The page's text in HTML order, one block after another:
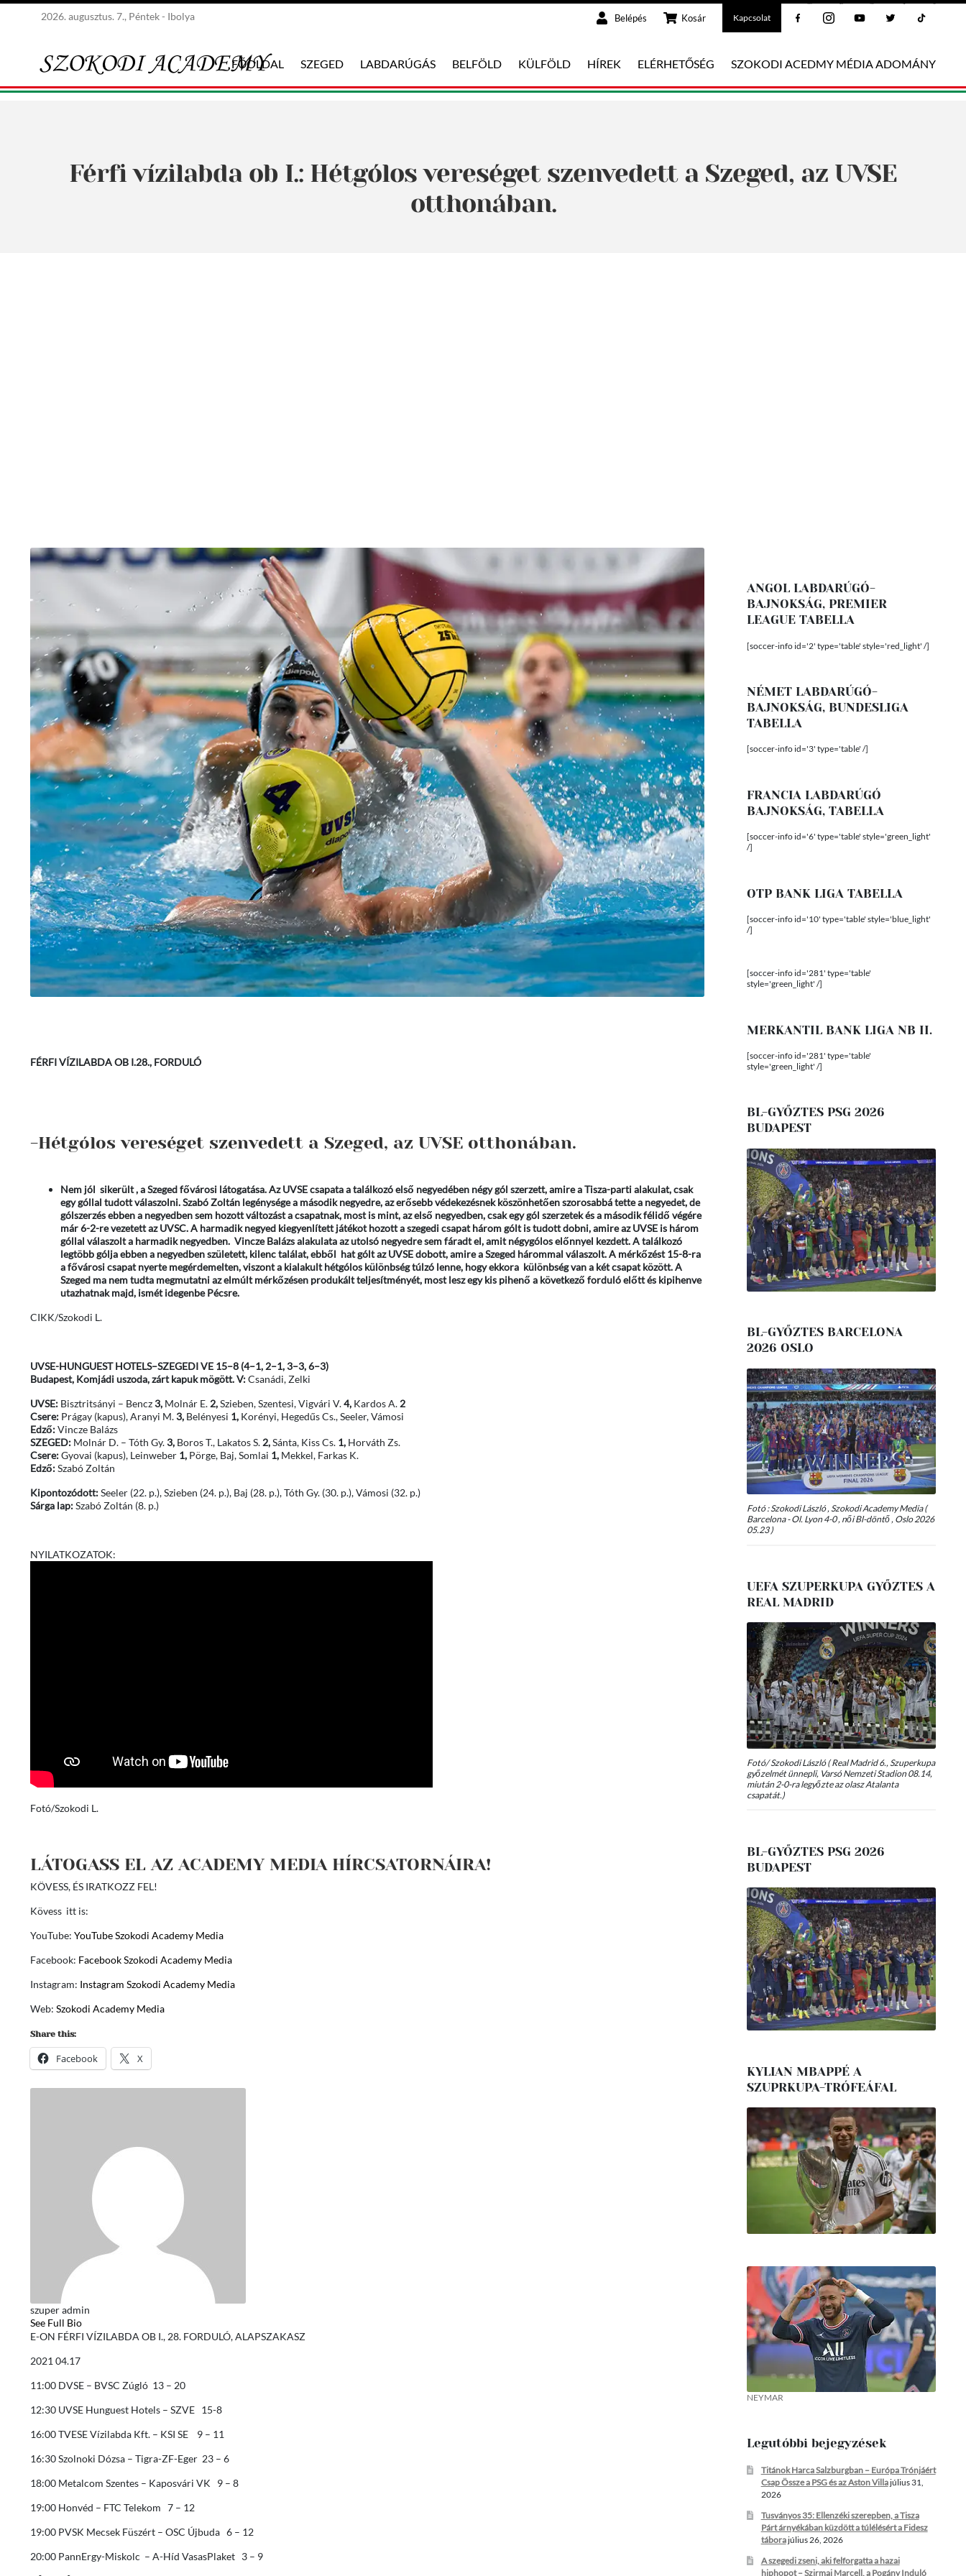
2026. augusztus. 7., Péntek - Ibolya Belépés Kosár Kapcsolat
FŐOLDAL SZEGED LABDARÚGÁS BELFÖLD KÜLFÖLD HÍREK ELÉRHETŐSÉG SZOKODI ACEDMY MÉDIA ADOMÁNY
Férfi vízilabda ob I.: Hétgólos vereséget szenvedett a Szeged, az UVSE
otthonában.
FÉRFI VÍZILABDA OB I.28., FORDULÓ
-Hétgólos vereséget szenvedett a Szeged, az UVSE otthonában.
Nem jól sikerült , a Szeged fővárosi látogatása. Az UVSE csapata a találkozó első negyedében négy gól szerzett, amire a Tisza-parti alakulat, csak
egy góllal tudott válaszolni. Szabó Zoltán legénysége a második negyedre, az erősebb védekezésnek köszönhetően szorosabbá tette a negyedet, de
gólszerzés ebben a negyedben sem hozott változást a csapatnak, most is mint, az első negyedben, csak egy gól szerzetek és a második félidő végére
már 6-2-re vezetett az UVSC. A harmadik negyed kiegyenlített játékot hozott a szegedi csapat három gólt is tudott dobni, amire az UVSE is három
góllal válaszolt a harmadik negyedben. Vincze Balázs alakulata az utolsó negyedre sem fáradt el, amit négygólos előnnyel kezdett. A találkozó
legtöbb gólja ebben a negyedben született, kilenc találat, ebből hat gólt az UVSE dobott, amire a Szeged hárommal válaszolt. A mérkőzést 15-8-ra
a fővárosi csapat nyerte megérdemelten, viszont a kialakult hétgólos különbség túlzó lenne, hogy ekkora különbség van a két csapat között. A
Szeged ma nem tudta megmutatni az elmúlt mérkőzésen produkált teljesítményét, most lesz egy kis pihenő a következő forduló előtt és kipihenve
utazhatnak majd, ismét idegenbe Pécsre.
CIKK/Szokodi L.
UVSE-HUNGUEST HOTELS–SZEGEDI VE 15–8 (4–1, 2–1, 3–3, 6–3)
Budapest, Komjádi uszoda, zárt kapuk mögött. V:Csanádi, Zelki
UVSE:Bisztritsányi – Bencz3,Molnár E. 2,Szieben, Szentesi, Vigvári V.4,Kardos A.2
Csere:Prágay (kapus), Aranyi M.3,Belényesi 1,Korényi, Hegedűs Cs., Seeler, Vámosi
Edző:Vincze Balázs
SZEGED:Molnár D. – Tóth Gy.3,Boros T., Lakatos S.2,Sánta, Kiss Cs.1,Horváth Zs.
Csere:Gyovai (kapus), Leinweber 1,Pörge, Baj, Somlai 1,Mekkel, Farkas K.
Edző:Szabó Zoltán
Kipontozódott:Seeler (22. p.), Szieben (24. p.), Baj (28. p.), Tóth Gy. (30. p.), Vámosi (32. p.)
Sárga lap:Szabó Zoltán (8. p.)
NYILATKOZATOK:
Fotó/Szokodi L.
LÁTOGASS EL AZ ACADEMY MEDIA HÍRCSATORNÁIRA!
KÖVESS, ÉS IRATKOZZ FEL!
Kövess itt is:
YouTube: YouTube Szokodi Academy Media
Facebook: Facebook Szokodi Academy Media
Instagram: Instagram Szokodi Academy Media
Web: Szokodi Academy Media
Share this:
Facebook X
szuper admin
See Full Bio
E-ON FÉRFI VÍZILABDA OB I., 28. FORDULÓ, ALAPSZAKASZ
2021 04.17
11:00 DVSE – BVSC Zúgló 13 – 20
12:30 UVSE Hunguest Hotels – SZVE 15-8
16:00 TVESE Vízilabda Kft. – KSI SE 9 – 11
16:30 Szolnoki Dózsa – Tigra-ZF-Eger 23 – 6
18:00 Metalcom Szentes – Kaposvári VK 9 – 8
19:00 Honvéd – FTC Telekom 7 – 12
19:00 PVSK Mecsek Füszért – OSC Újbuda 6 – 12
20:00 PannErgy-Miskolc – A-Híd VasasPlaket 3 – 9
ANGOL LABDARÚGÓ-
BAJNOKSÁG, PREMIER
LEAGUE TABELLA
[soccer-info id='2' type='table' style='red_light' /]
NÉMET LABDARÚGÓ-
BAJNOKSÁG, BUNDESLIGA
TABELLA
[soccer-info id='3' type='table' /]
FRANCIA LABDARÚGÓ
BAJNOKSÁG, TABELLA
[soccer-info id='6' type='table' style='green_light'
/]
OTP BANK LIGA TABELLA
[soccer-info id='10' type='table' style='blue_light'
/]
[soccer-info id='281' type='table'
style='green_light' /]
MERKANTIL BANK LIGA NB II.
[soccer-info id='281' type='table'
style='green_light' /]
BL-GYŐZTES PSG 2026
BUDAPEST
BL-GYŐZTES BARCELONA
2026 OSLO
Fotó : Szokodi László , Szokodi Academy Media (
Barcelona - Ol. Lyon 4-0 , női Bl-döntő , Oslo 2026
05.23 )
UEFA SZUPERKUPA GYŐZTES A
REAL MADRID
Fotó/ Szokodi László ( Real Madrid 6., Szuperkupa
győzelmét ünnepli, Varsó Nemzeti Stadion 08.14,
miután 2-0-ra legyőzte az olasz Atalanta
csapatát.)
BL-GYŐZTES PSG 2026
BUDAPEST
KYLIAN MBAPPÉ A
SZUPRKUPA-TRÓFEÁFAL
NEYMAR
Legutóbbi bejegyzések
Titánok Harca Salzburgban – Európa Trónjáért
Csap Össze a PSG és az Aston Villajúlius 31,
2026
Tusványos 35: Ellenzéki szerepben, a Tisza
Párt árnyékában küzdött a túlélésért a Fidesz
táborajúlius 26, 2026
A szegedi zseni, aki felforgatta a hazai
hiphopot – Szirmai Marcell, a Pogány Induló